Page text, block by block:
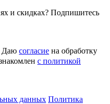
и скидках? Подпишитесь
Даю согласие на обработку
с политикой
данных Политика